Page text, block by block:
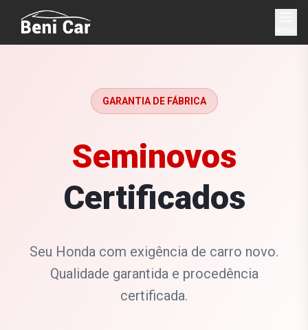
GARANTIA DE FÁBRICA
Seminovos
Certificados
Seu Honda com exigência de carro novo.
Qualidade garantida e procedência
certificada.